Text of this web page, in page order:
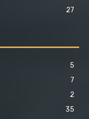
27
5
7
2
35